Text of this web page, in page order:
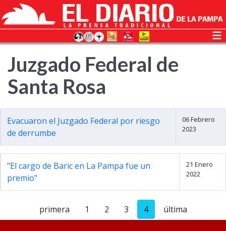
Juzgado Federal de
Santa Rosa
Evacuaron el Juzgado Federal por riesgo
de derrumbe
06 Febrero
2023
"El cargo de Baric en La Pampa fue un
premio"
21 Enero
2022
primera 1 2 3 4 última